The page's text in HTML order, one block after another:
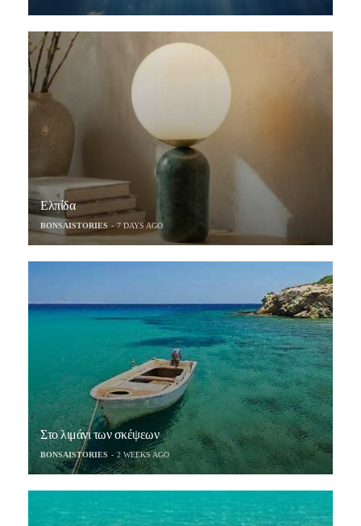
Ελπίδα
BONSAISTORIES 7 DAYS AGO
Στο λιμάνι των σκέψεων
BONSAISTORIES 2 WEEKS AGO